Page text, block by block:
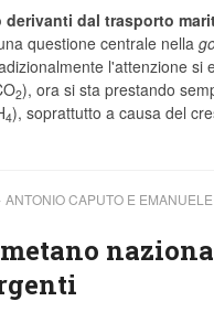
derivanti dal trasporto
questione centrale nella
l'attenzione si
2), ora si sta prestando
4), soprattutto a causa del
ANTONIO CAPUTO E